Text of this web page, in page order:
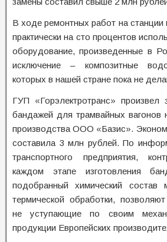
В ходе ремонтных работ на станции
практически на сто процентов
оборудование, произведенные в
исключение – композитные
которых в нашей стране пока не
ГУП «Горэлектротранс» произвел
бандажей для трамвайных вагонов
производства ООО «Базис».
составила 3 млн рублей. По
транспортного предприятия,
каждом этапе изготовления
подобранный химический состав
термической обработки,
не уступающие по своим
продукции Европейских